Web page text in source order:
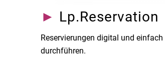
► Lp.Reservation
Reservierungen digital und einfach
durchführen.